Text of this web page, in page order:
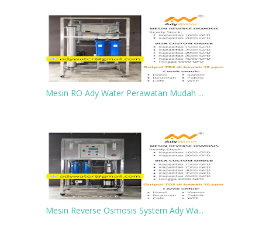
Mesin RO Ady Water Perawatan Mudah ...
Mesin Reverse Osmosis System Ady Wa...